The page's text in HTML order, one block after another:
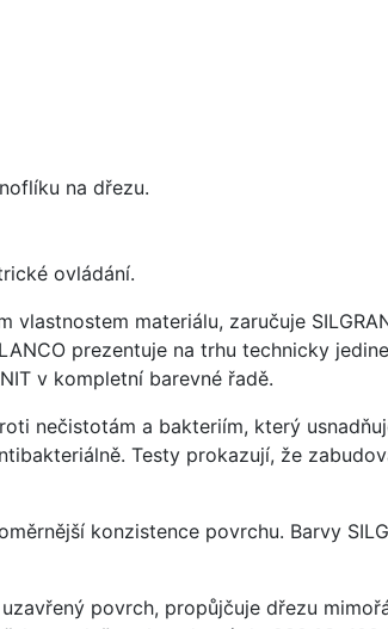
na dřezu.
ovládání.
materiálu, zaručuje
prezentuje na trhu technicky
v kompletní barevné řadě.
nečistotám a bakteriím, který
Testy prokazují, že
konzistence povrchu. Barvy
povrch, propůjčuje dřezu